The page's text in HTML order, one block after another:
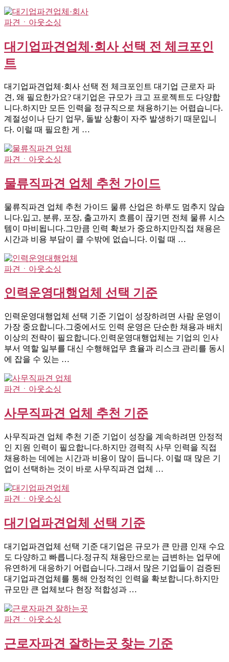
파견ㆍ아웃소싱
대기업파견업체·회사 선택 전 체크포인
트
대기업파견업체·회사 선택 전 체크포인트 대기업 근로자 파
견, 왜 필요한가요? 대기업은 규모가 크고 프로젝트도 다양합
니다.하지만 모든 인력을 정규직으로 채용하기는 어렵습니다.
계절성이나 단기 업무, 돌발 상황이 자주 발생하기 때문입니
다. 이럴 때 필요한 게 …
파견ㆍ아웃소싱
물류직파견 업체 추천 가이드
물류직파견 업체 추천 가이드 물류 산업은 하루도 멈추지 않습
니다.입고, 분류, 포장, 출고까지 흐름이 끊기면 전체 물류 시스
템이 마비됩니다.그만큼 인력 확보가 중요하지만직접 채용은
시간과 비용 부담이 클 수밖에 없습니다. 이럴 때 …
파견ㆍ아웃소싱
인력운영대행업체 선택 기준
인력운영대행업체 선택 기준 기업이 성장하려면 사람 운영이
가장 중요합니다.그중에서도 인력 운영은 단순한 채용과 배치
이상의 전략이 필요합니다.인력운영대행업체는 기업의 인사
부서 역할 일부를 대신 수행해업무 효율과 리스크 관리를 동시
에 잡을 수 있는 …
파견ㆍ아웃소싱
사무직파견 업체 추천 기준
사무직파견 업체 추천 기준 기업이 성장을 계속하려면 안정적
인 지원 인력이 필요합니다.하지만 경력직 사무 인력을 직접
채용하는 데에는 시간과 비용이 많이 듭니다. 이럴 때 많은 기
업이 선택하는 것이 바로 사무직파견 업체 …
파견ㆍ아웃소싱
대기업파견업체 선택 기준
대기업파견업체 선택 기준 대기업은 규모가 큰 만큼 인재 수요
도 다양하고 빠릅니다.정규직 채용만으로는 급변하는 업무에
유연하게 대응하기 어렵습니다.그래서 많은 기업들이 검증된
대기업파견업체를 통해 안정적인 인력을 확보합니다.하지만
규모만 큰 업체보다 현장 적합성과 …
파견ㆍ아웃소싱
근로자파견 잘하는곳 찾는 기준